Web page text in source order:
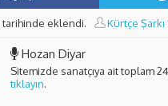
tarihinde eklendi. Kürtçe Şarkı
Hozan Diyar
Sitemizde sanatçıya ait toplam
tıklayın.